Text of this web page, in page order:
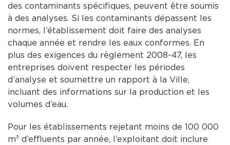
des contaminants spécifiques, peuvent être soumis
à des analyses. Si les contaminants dépassent les
normes, l’établissement doit faire des analyses
chaque année et rendre les eaux conformes. En
plus des exigences du règlement 2008-47, les
entreprises doivent respecter les périodes
d’analyse et soumettre un rapport à la Ville,
incluant des informations sur la production et les
volumes d’eau.
Pour les établissements rejetant moins de 100 000
m³ d’effluents par année, l’exploitant doit inclure